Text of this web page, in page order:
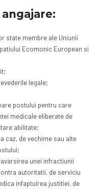
state membre ale Uniunii
Ecomonic European si
legale;
postului pentru care
medicale eliberate de
abilitate;
caz, de vechime sau alte
unei infractiunii
autoritatii, de serviciu
infaptuirea justitiei, de